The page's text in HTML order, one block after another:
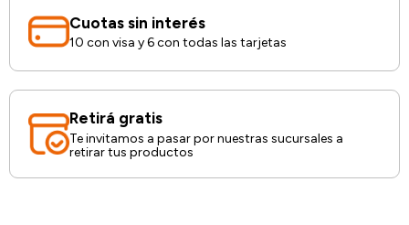
Cuotas sin interés
10 con visa y 6 con todas las tarjetas
Retirá gratis
Te invitamos a pasar por nuestras sucursales a
retirar tus productos